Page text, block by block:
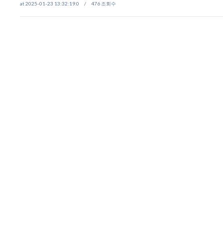
at 2025-01-23 13:32:19.0 / 476 조회수